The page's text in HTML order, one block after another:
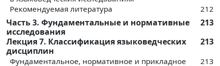
Рекомендуемая литература
212
Часть 3. Фундаментальные и нормативные
исследования
213
Лекция 7. Классификация языковедческих
дисциплин
213
Фундаментальное, нормативное и прикладное
213